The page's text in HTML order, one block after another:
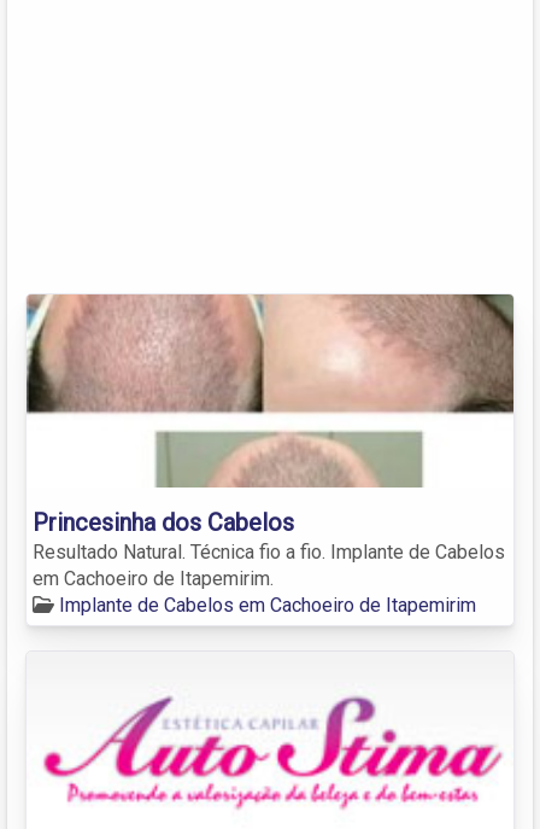
Princesinha dos Cabelos
Resultado Natural. Técnica fio a fio. Implante de Cabelos
em Cachoeiro de Itapemirim.
Implante de Cabelos em Cachoeiro de Itapemirim